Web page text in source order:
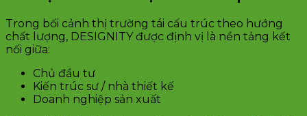
Trong bối cảnh thị trường tái cấu trúc theo hướng
chất lượng, DESIGNITY được định vị là nền tảng kết
nối giữa:
Chủ đầu tư
Kiến trúc sư / nhà thiết kế
Doanh nghiệp sản xuất